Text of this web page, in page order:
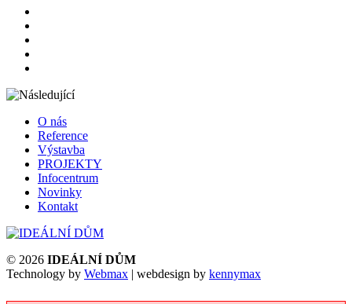
O nás
Reference
Výstavba
PROJEKTY
Infocentrum
Novinky
Kontakt
© 2026 IDEÁLNÍ DŮM
Technology by Webmax | webdesign by kennymax